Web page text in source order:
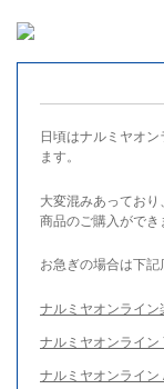
日頃はナルミヤオ
ます。
大変混みあってお
商品のご購入ができ
お急ぎの場合は下記
ナルミヤオンライン
ナルミヤオンライ
ナルミヤオンライン